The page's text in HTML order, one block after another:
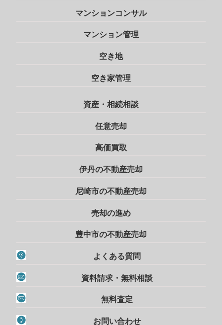
マンションコンサル
マンション管理
空き地
空き家管理
資産・相続相談
任意売却
高価買取
伊丹の不動産売却
尼崎市の不動産売却
売却の進め
豊中市の不動産売却
よくある質問
資料請求・無料相談
無料査定
お問い合わせ